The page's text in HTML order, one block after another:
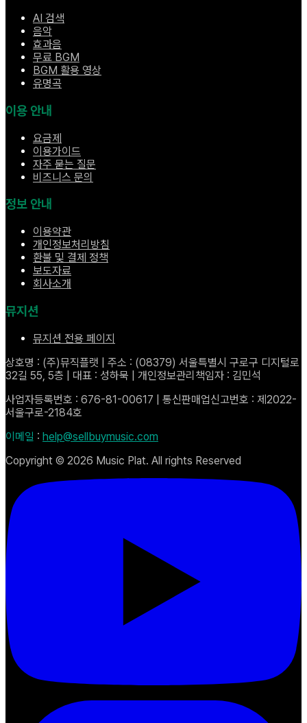
AI 검색
음악
효과음
무료 BGM
BGM 활용 영상
유명곡
이용 안내
요금제
이용가이드
자주 묻는 질문
비즈니스 문의
정보 안내
이용약관
개인정보처리방침
환불 및 결제 정책
보도자료
회사소개
뮤지션
뮤지션 전용 페이지
상호명 : (주)뮤직플랫 | 주소 : (08379) 서울특별시 구로구 디지털로
32길 55, 5층 | 대표 : 성하묵 | 개인정보관리책임자 : 김민석
사업자등록번호 : 676-81-00617 | 통신판매업신고번호 : 제2022-
서울구로-2184호
이메일 : help@sellbuymusic.com
Copyright © 2026 Music Plat. All rights Reserved